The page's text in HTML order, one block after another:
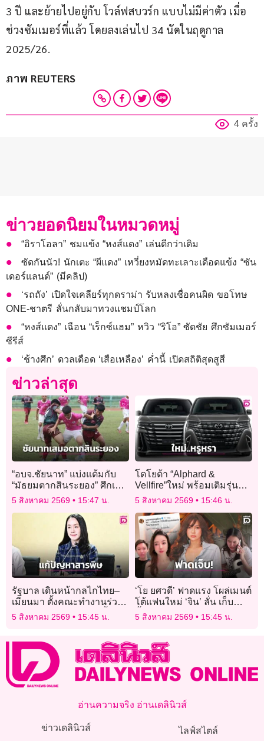
3 ปี และย้ายไปอยู่กับ โวล์ฟสบวร์ก แบบไม่มีค่าตัว เมื่อ
ช่วงซัมเมอร์ที่แล้ว โดยลงเล่นไป 34 นัดในฤดูกาล
2025/26.
ภาพ REUTERS
4 ครั้ง
ข่าวยอดนิยมในหมวดหมู่
“อิราโอลา” ชมแข้ง “หงส์แดง” เล่นดีกว่าเดิม
ซัดกันนัว! นักเตะ “ผีแดง” เหวี่ยงหมัดทะเลาะเดือดแข้ง “ซัน
เดอร์แลนด์” (มีคลิป)
‘รถถัง’ เปิดใจเคลียร์ทุกดราม่า รับหลงเชื่อคนผิด ขอโทษ
ONE-ชาตรี ลั่นกลับมาทวงแชมป์โลก
“หงส์แดง” เฉือน “เร็กซ์แฮม” หวิว “ริโอ” ซัดชัย ศึกซัมเมอร์
ซีรีส์
‘ช้างศึก’ ดวลเดือด ‘เสือเหลือง’ ค่ำนี้ เปิดสถิติสุดสูสี
ข่าวล่าสุด
“อบจ.ชัยนาท” แบ่งแต้มกับ
“มัธยมตากสินระยอง” ศึกเดลิ
นิวส์ คัพ 2026 รุ่น 16 ปี ก
5 สิงหาคม 2569 15:47 น.
โตโยต้า “Alphard &
Vellfire”ใหม่ พร้อมเติมรุ่น
ย่อย
5 สิงหาคม 2569 15:46 น.
รัฐบาล เดินหน้ากลไกไทย–
เมียนมา ตั้งคณะทำงานร่วม
บริหารจัดการคุณภาพน้ำ
5 สิงหาคม 2569 15:45 น.
‘โย ยศวดี’ ฟาดแรง โผล่เมนต์
โต้แฟนใหม่ ‘จิน’ ลั่น เก็บ
น้ำตาไว้ให้ตัวเองเถอะค่ะ!
5 สิงหาคม 2569 15:45 น.
อ่านความจริง อ่านเดลินิวส์
ข่าวเดลินิวส์ ไลฟ์สไตล์